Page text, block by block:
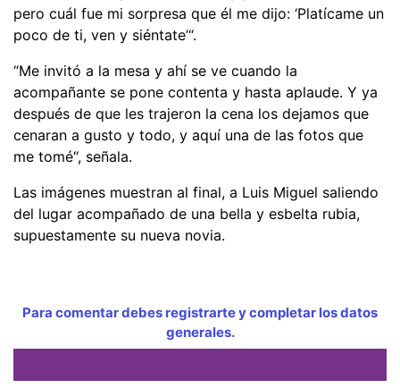
pero cuál fue mi sorpresa que él me dijo: ‘Platícame un
poco de ti, ven y siéntate’“.
“Me invitó a la mesa y ahí se ve cuando la
acompañante se pone contenta y hasta aplaude. Y ya
después de que les trajeron la cena los dejamos que
cenaran a gusto y todo, y aquí una de las fotos que
me tomé“, señala.
Las imágenes muestran al final, a Luis Miguel saliendo
del lugar acompañado de una bella y esbelta rubia,
supuestamente su nueva novia.
Para comentar debes registrarte y completar los datos
generales.